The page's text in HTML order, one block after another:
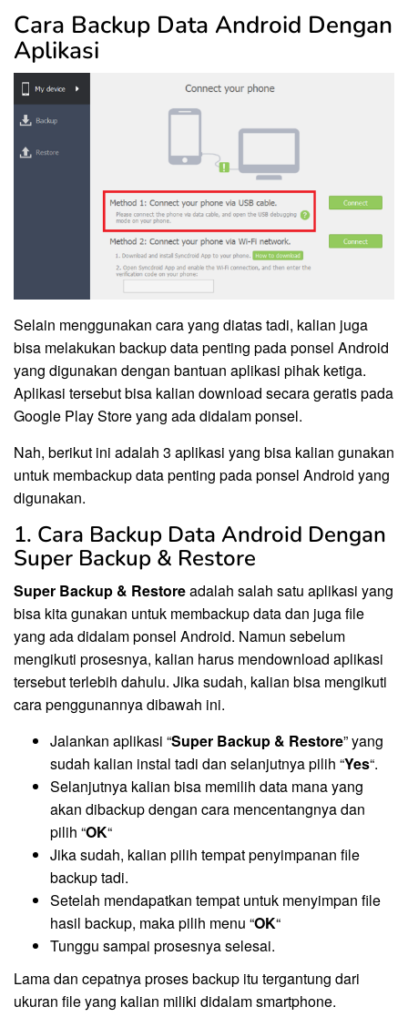
Cara Backup Data Android Dengan
Aplikasi
Selain menggunakan cara yang diatas tadi, kalian juga
bisa melakukan backup data penting pada ponsel Android
yang digunakan dengan bantuan aplikasi pihak ketiga.
Aplikasi tersebut bisa kalian download secara geratis pada
Google Play Store yang ada didalam ponsel.
Nah, berikut ini adalah 3 aplikasi yang bisa kalian gunakan
untuk membackup data penting pada ponsel Android yang
digunakan.
1. Cara Backup Data Android Dengan
Super Backup & Restore
Super Backup & Restoreadalah salah satu aplikasi yang
bisa kita gunakan untuk membackup data dan juga file
yang ada didalam ponsel Android. Namun sebelum
mengikuti prosesnya, kalian harus mendownload aplikasi
tersebut terlebih dahulu. Jika sudah, kalian bisa mengikuti
cara penggunannya dibawah ini.
Jalankan aplikasi “Super Backup & Restore” yang
sudah kalian instal tadi dan selanjutnya pilih “Yes“.
Selanjutnya kalian bisa memilih data mana yang
akan dibackup dengan cara mencentangnya dan
pilih “OK“
Jika sudah, kalian pilih tempat penyimpanan file
backup tadi.
Setelah mendapatkan tempat untuk menyimpan file
hasil backup, maka pilih menu “OK“
Tunggu sampai prosesnya selesai.
Lama dan cepatnya proses backup itu tergantung dari
ukuran file yang kalian miliki didalam smartphone.